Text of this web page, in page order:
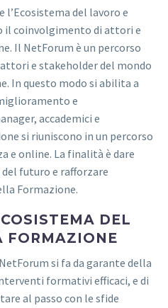
del lavoro e
il coinvolgimento di attori e
Il NetForum è un percorso
e stakeholder del mondo
In questo modo si abilita a
e
accademici e
si riuniscono in un percorso
e online. La finalità è dare
futuro e rafforzare
Formazione.
DEL
FORMAZIONE
si fa da garante della
formativi efficaci, e di
al passo con le sfide